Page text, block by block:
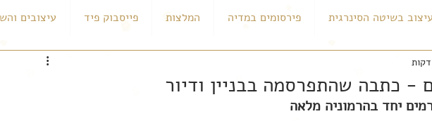
בשיטה הסינרגית פירסומים במדיה המלצות פייסבוק פיד עיצובים
- כתבה שהתפרסמה בבניין ודיור
יחד בהרמוניה מלאה